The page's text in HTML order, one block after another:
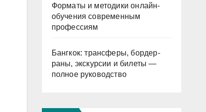
Форматы и методики онлайн-
обучения современным
профессиям
Бангкок: трансферы, бордер-
раны, экскурсии и билеты —
полное руководство